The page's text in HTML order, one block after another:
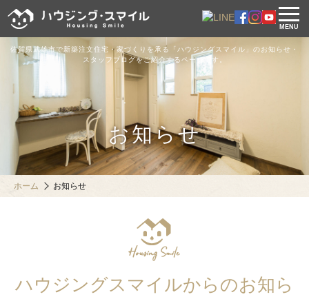
佐賀県武雄市で新築注文住宅・家づくりを承る「ハウジングスマイル」のお知らせ・
スタッフブログをご紹介するページです。
お知らせ
MENU
ホーム お知らせ
ハウジングスマイルからのお知ら